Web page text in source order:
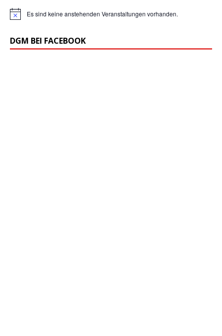
H
w
e
Es sind keine anstehenden Veranstaltungen vorhanden.
DGM BEI FACEBOOK